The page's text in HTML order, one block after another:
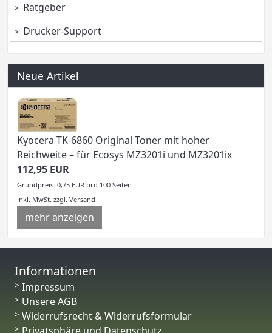
Ratgeber
Drucker-Support
Neue Artikel
Kyocera TK-6860 Original Toner mit hoher
Reichweite – für Ecosys MZ3201i und MZ3201ix
112,95 EUR
Grundpreis: 0,75 EUR pro 100 Seiten
inkl. MwSt. zzgl. Versand
mehr anzeigen
Informationen
Impressum
Unsere AGB
Widerrufsrecht & Widerrufsformular